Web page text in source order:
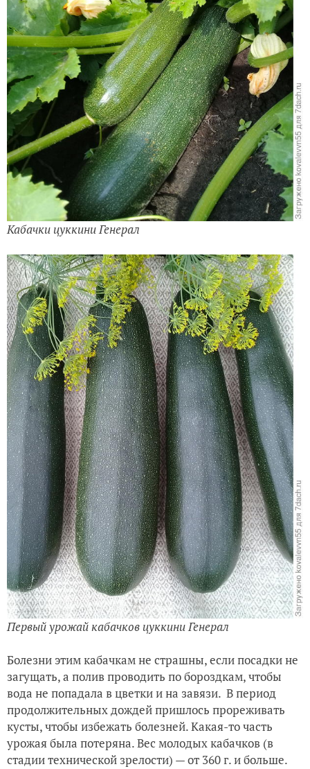
Кабачки цуккини Генерал
Первый урожай кабачков цуккини Генерал
Болезни этим кабачкам не страшны, если посадки не
загущать, а полив проводить по бороздкам, чтобы
вода не попадала в цветки и на завязи. В период
продолжительных дождей пришлось прореживать
кусты, чтобы избежать болезней. Какая-то часть
урожая была потеряна. Вес молодых кабачков (в
стадии технической зрелости) — от 360 г. и больше.